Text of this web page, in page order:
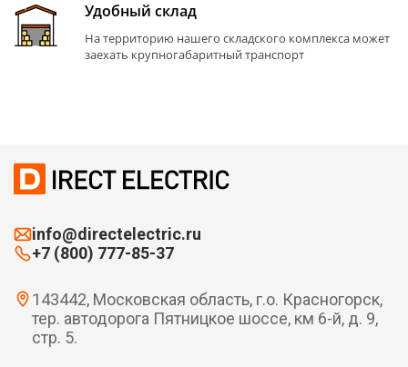
Удобный склад
На территорию нашего складского комплекса может
заехать крупногабаритный транспорт
info@directelectric.ru
+7 (800) 777-85-37
143442, Московская область, г.о. Красногорск,
тер. автодорога Пятницкое шоссе, км 6-й, д. 9,
стр. 5.